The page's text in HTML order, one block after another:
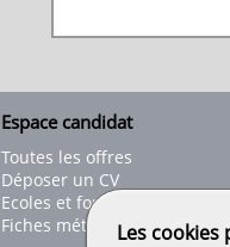
Espace candidat
Toutes les offres
Déposer un CV
Ecoles et formations
Fiches métiers Les